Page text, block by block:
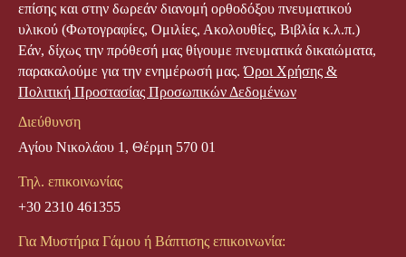
επίσης και στην δωρεάν διανομή ορθοδόξου πνευματικού
υλικού (Φωτογραφίες, Ομιλίες, Ακολουθίες, Βιβλία κ.λ.π.)
Εάν, δίχως την πρόθεσή μας θίγουμε πνευματικά δικαιώματα,
παρακαλούμε για την ενημέρωσή μας.Όροι Χρήσης &
Πολιτική Προστασίας Προσωπικών Δεδομένων
Διεύθυνση
Αγίου Νικολάου 1, Θέρμη 570 01
Τηλ. επικοινωνίας
+30 2310 461355
Για Μυστήρια Γάμου ή Βάπτισης επικοινωνία: